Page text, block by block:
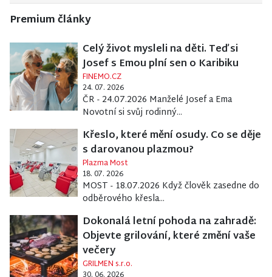
Premium články
Celý život mysleli na děti. Teď si
Josef s Emou plní sen o Karibiku
FINEMO.CZ
24. 07. 2026
ČR - 24.07.2026 Manželé Josef a Ema
Novotní si svůj rodinný...
Křeslo, které mění osudy. Co se děje
s darovanou plazmou?
Plazma Most
18. 07. 2026
MOST - 18.07.2026 Když člověk zasedne do
odběrového křesla...
Dokonalá letní pohoda na zahradě:
Objevte grilování, které změní vaše
večery
GRILMEN s.r.o.